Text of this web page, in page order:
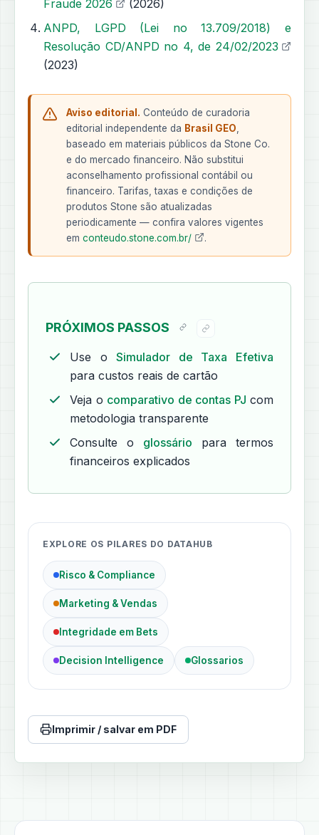
Fraude 2026
(2026)
ANPD, LGPD (Lei no 13.709/2018) e
Resolução CD/ANPD no 4, de 24/02/2023
(2023)
Aviso editorial. Conteúdo de curadoria
editorial independente da Brasil GEO
baseado em materiais públicos da Stone Co.
e do mercado financeiro. Não substitui
aconselhamento profissional contábil ou
financeiro. Tarifas, taxas e condições de
produtos Stone são atualizadas
periodicamente — confira valores vigentes
em conteudo.stone.com.br/ .
PRÓXIMOS PASSOS
Use oSimulador de Taxa Efetiva
para custos reais de cartão
Veja o comparativo de contas PJ com
metodologia transparente
Consulte o glossário para termos
financeiros explicados
EXPLORE OS PILARES DO DATAHUB
Risco & Compliance
Marketing & Vendas
Integridade em Bets
Decision Intelligence Glossarios
Imprimir / salvar em PDF